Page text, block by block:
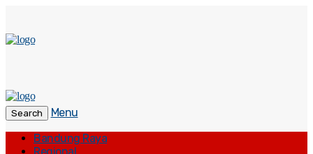
Search
Menu
Bandung Raya